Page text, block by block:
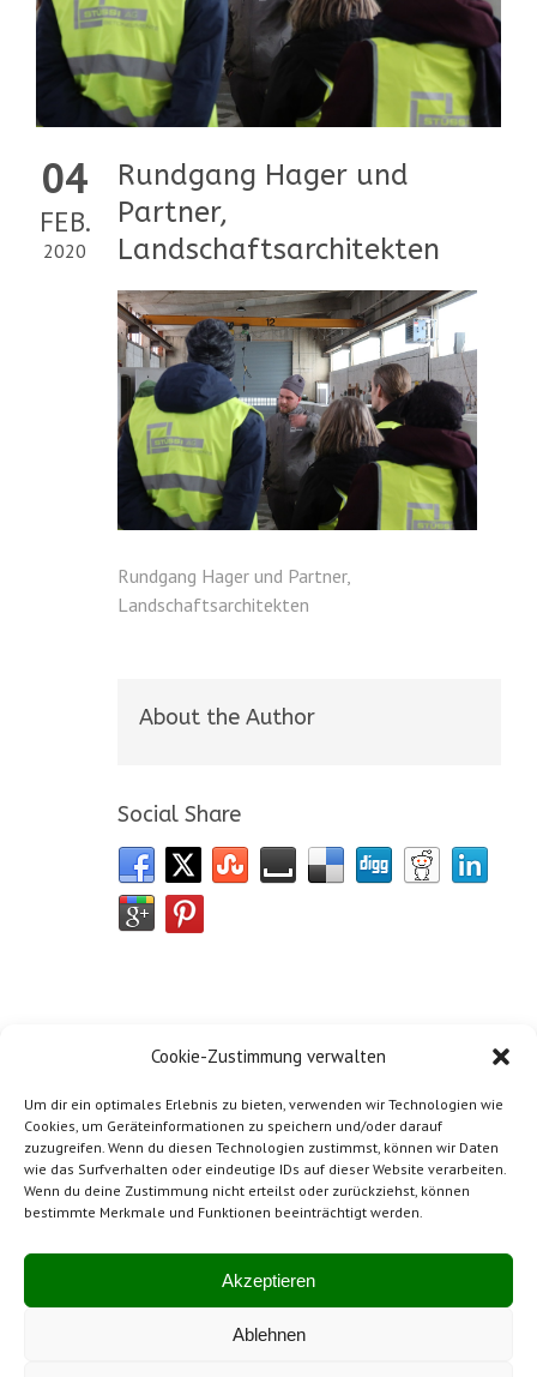
Cookie-Zustimmung verwalten
Um dir ein optimales Erlebnis zu bieten, verwenden wir Technologien wie
Cookies, um Geräteinformationen zu speichern und/oder darauf
zuzugreifen. Wenn du diesen Technologien zustimmst, können wir Daten
wie das Surfverhalten oder eindeutige IDs auf dieser Website verarbeiten.
Wenn du deine Zustimmung nicht erteilst oder zurückziehst, können
bestimmte Merkmale und Funktionen beeinträchtigt werden.
Akzeptieren
Ablehnen
04
FEB.
2020
Rundgang Hager und
Partner,
Landschaftsarchitekten
Rundgang Hager und Partner,
Landschaftsarchitekten
About the Author
Social Share
Mitglied von SwissBeton